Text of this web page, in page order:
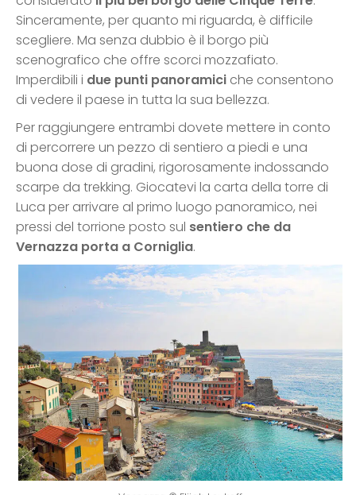
Sinceramente, per quanto mi riguarda, è difficile
scegliere. Ma senza dubbio è il borgo più
scenografico che offre scorci mozzafiato.
Imperdibili i due punti panoramici che consentono
di vedere il paese in tutta la sua bellezza.
Per raggiungere entrambi dovete mettere in conto
di percorrere un pezzo di sentiero a piedi e una
buona dose di gradini, rigorosamente indossando
scarpe da trekking. Giocatevi la carta della torre di
Luca per arrivare al primo luogo panoramico, nei
pressi del torrione posto sul sentiero che da
Vernazza porta a Corniglia.